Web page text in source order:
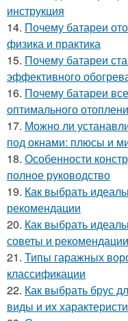
инструкция
14. Почему батареи
физика и практика
15. Почему батареи
эффективного
16. Почему батареи
оптимального
17. Можно ли
под окнами: плюсы и
18. Особенности
полное руководство
19. Как выбрать
рекомендации
20. Как выбрать
советы и рекомендации
21. Типы гаражных
классификации
22. Как выбрать брус
виды и их